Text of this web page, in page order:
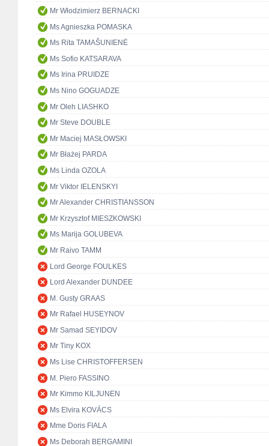
Mr Włodzimierz BERNACKI
Ms Agnieszka POMASKA
Ms Rita TAMAŠUNIENĖ
Ms Sofio KATSARAVA
Ms Irina PRUIDZE
Ms Nino GOGUADZE
Mr Oleh LIASHKO
Mr Steve DOUBLE
Mr Maciej MASŁOWSKI
Mr Błażej PARDA
Ms Linda OZOLA
Mr Viktor IELENSKYI
Mr Alexander CHRISTIANSSON
Mr Krzysztof MIESZKOWSKI
Ms Marija GOLUBEVA
Mr Raivo TAMM
Lord George FOULKES
Lord Alexander DUNDEE
M. Gusty GRAAS
Mr Rafael HUSEYNOV
Mr Samad SEYIDOV
Mr Tiny KOX
Ms Lise CHRISTOFFERSEN
M. Piero FASSINO
Mr Kimmo KILJUNEN
Ms Elvira KOVÁCS
Mme Doris FIALA
Ms Deborah BERGAMINI